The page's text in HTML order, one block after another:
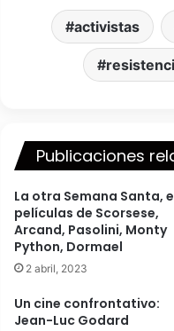
activistas
Publicaciones
La otra Semana Santa,
películas de Scorsese,
Arcand, Pasolini, Monty
Python, Dormael
2 abril, 2023
Un cine confrontativo:
Jean-Luc Godard